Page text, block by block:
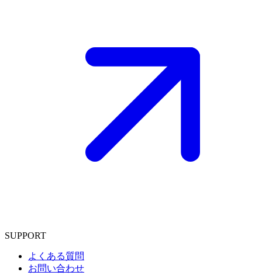
SUPPORT
よくある質問
お問い合わせ